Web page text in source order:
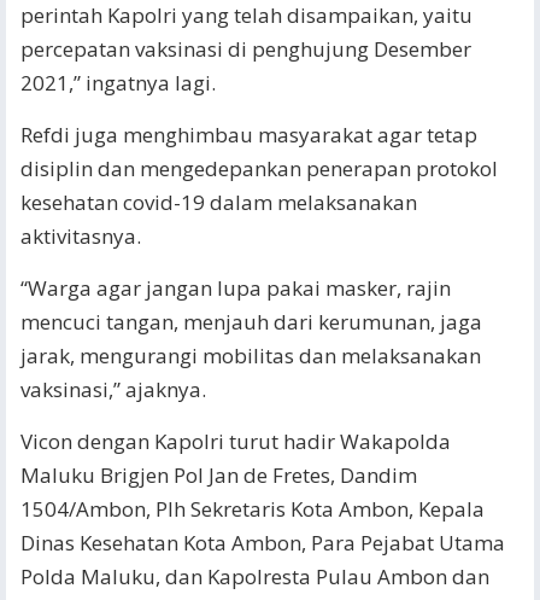
perintah Kapolri yang telah disampaikan, yaitu
percepatan vaksinasi di penghujung Desember
2021,” ingatnya lagi.
Refdi juga menghimbau masyarakat agar tetap
disiplin dan mengedepankan penerapan protokol
kesehatan covid-19 dalam melaksanakan
aktivitasnya.
“Warga agar jangan lupa pakai masker, rajin
mencuci tangan, menjauh dari kerumunan, jaga
jarak, mengurangi mobilitas dan melaksanakan
vaksinasi,” ajaknya.
Vicon dengan Kapolri turut hadir Wakapolda
Maluku Brigjen Pol Jan de Fretes, Dandim
1504/Ambon, Plh Sekretaris Kota Ambon, Kepala
Dinas Kesehatan Kota Ambon, Para Pejabat Utama
Polda Maluku, dan Kapolresta Pulau Ambon dan